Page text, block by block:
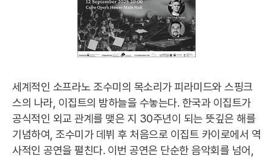
세계적인 소프라노 조수미의 목소리가 피라미드와 스핑크
스의 나라, 이집트의 밤하늘을 수놓는다. 한국과 이집트가
공식적인 외교 관계를 맺은 지 30주년이 되는 뜻깊은 해를
기념하여, 조수미가 데뷔 후 처음으로 이집트 카이로에서 역
사적인 공연을 펼친다. 이번 공연은 단순한 음악회를 넘어,